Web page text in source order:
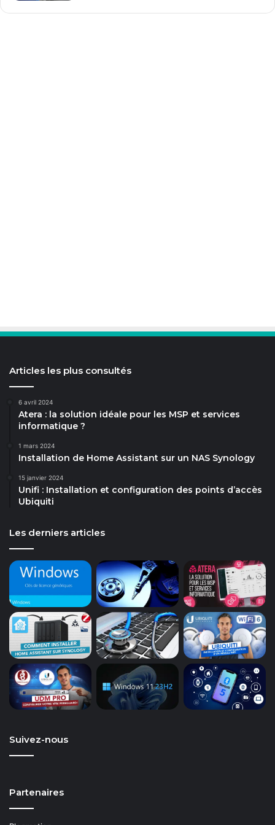
Articles les plus consultés
6 avril 2024
Atera : la solution idéale pour les MSP et services
informatique ?
1 mars 2024
Installation de Home Assistant sur un NAS Synology
15 janvier 2024
Unifi : Installation et configuration des points d’accès
Ubiquiti
Les derniers articles
Suivez-nous
Partenaires